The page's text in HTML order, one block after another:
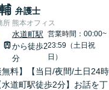
調査も多数経験あり。
書の作成もお任せくだ
【水道町3分】
弁護士
所 熊本オフィス
水道町駅
から徒歩2
分
営業時間：00:00~
23:59（土日祝
日）
無料】【当日/夜間/土日24時
道町駅徒歩2分】お話を丁